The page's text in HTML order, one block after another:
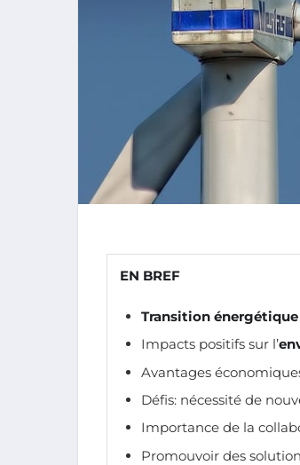
EN BREF
Transition énergétique
Impacts positifs sur l’
Avantages
Défis: nécessité de
Importance de la
Promouvoir des